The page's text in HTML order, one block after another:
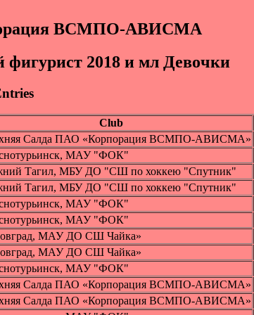
ВСМПО-АВИСМА
2018 и мл Дeвoчки
Club
Салда ПАО «Корпорация ВСМПО-АВИСМА»
МАУ "ФОК"
Тагил, МБУ ДО "СШ по хоккею "Спутник"
Тагил, МБУ ДО "СШ по хоккею "Спутник"
МАУ "ФОК"
МАУ "ФОК"
МАУ ДО СШ Чайка»
МАУ ДО СШ Чайка»
МАУ "ФОК"
Салда ПАО «Корпорация ВСМПО-АВИСМА»
Салда ПАО «Корпорация ВСМПО-АВИСМА»